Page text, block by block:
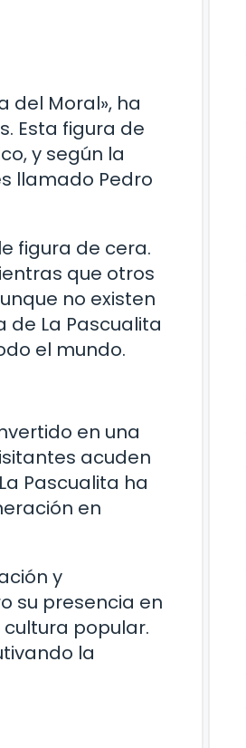
del Moral», ha
Esta figura de
y según la
llamado Pedro
figura de cera.
que otros
no existen
La Pascualita
el mundo.
en una
acuden
Pascualita ha
en
y
su presencia en
popular.
la